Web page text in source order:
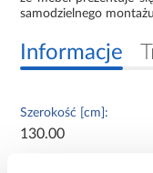
samodzielnego
Informacje
Szerokość [cm]:
130.00